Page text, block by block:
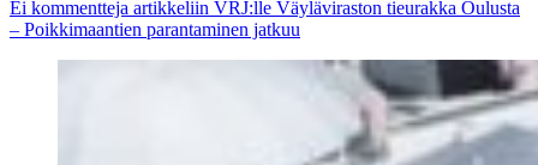
Ei kommentteja artikkeliin VRJ:lle Väyläviraston tieurakka Oulusta
– Poikkimaantien parantaminen jatkuu